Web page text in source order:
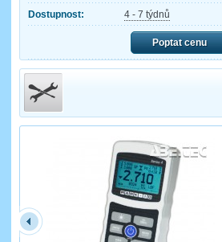
Dostupnost:
4 - 7 týdnů
Poptat cenu